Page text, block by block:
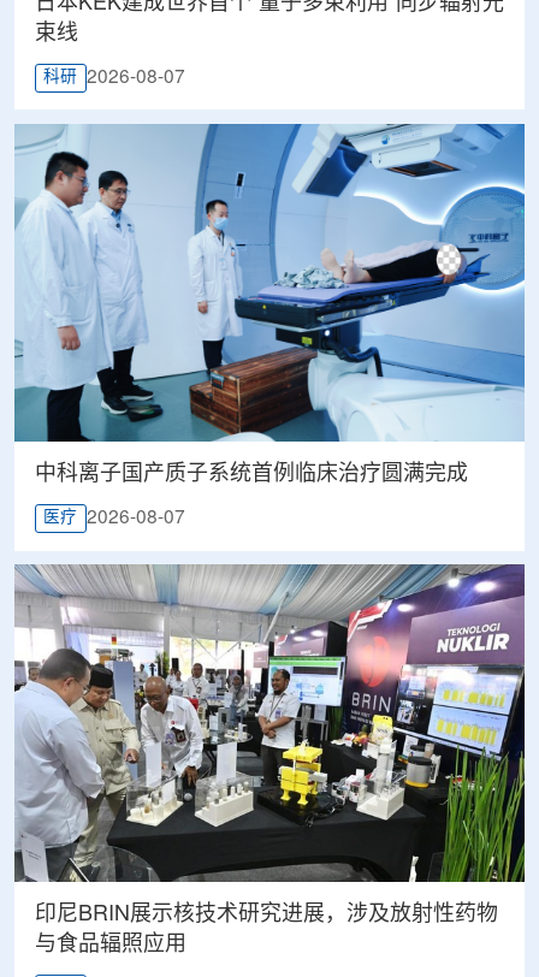
束线
科研 2026-08-07
中科离子国产质子系统首例临床治疗圆满完成
医疗 2026-08-07
印尼BRIN展示核技术研究进展，涉及放射性药物
与食品辐照应用